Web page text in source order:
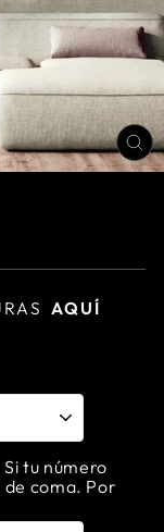
AQUÍ
tu número
coma. Por